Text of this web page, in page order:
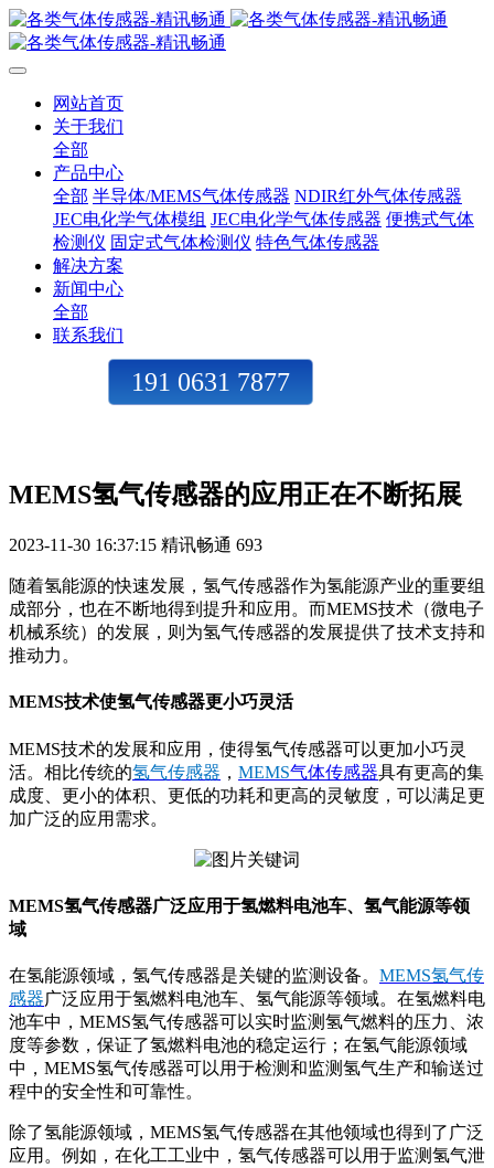
网站首页
关于我们
全部
产品中心
全部 半导体/MEMS气体传感器 NDIR红外气体传感器
JEC电化学气体模组 JEC电化学气体传感器 便携式气体
检测仪 固定式气体检测仪 特色气体传感器
解决方案
新闻中心
全部
联系我们
191 0631 7877
MEMS氢气传感器的应用正在不断拓展
2023-11-30 16:37:15 精讯畅通 693
随着氢能源的快速发展，氢气传感器作为氢能源产业的重要组
成部分，也在不断地得到提升和应用。而MEMS技术（微电子
机械系统）的发展，则为氢气传感器的发展提供了技术支持和
推动力。
MEMS技术使氢气传感器更小巧灵活
MEMS技术的发展和应用，使得氢气传感器可以更加小巧灵
活。相比传统的氢气传感器 ， MEMS气体传感器具有更高的集
成度、更小的体积、更低的功耗和更高的灵敏度，可以满足更
加广泛的应用需求。
MEMS氢气传感器广泛应用于氢燃料电池车、氢气能源等领
域
在氢能源领域，氢气传感器是关键的监测设备。 MEMS氢气传
感器广泛应用于氢燃料电池车、氢气能源等领域。在氢燃料电
池车中，MEMS氢气传感器可以实时监测氢气燃料的压力、浓
度等参数，保证了氢燃料电池的稳定运行；在氢气能源领域
中，MEMS氢气传感器可以用于检测和监测氢气生产和输送过
程中的安全性和可靠性。
除了氢能源领域，MEMS氢气传感器在其他领域也得到了广泛
应用。例如，在化工工业中，氢气传感器可以用于监测氢气泄